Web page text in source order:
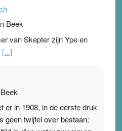
Beek
van Skepter zijn Ype en
[...]
er in 1908, in de eerste druk
geen twijfel over bestaan: